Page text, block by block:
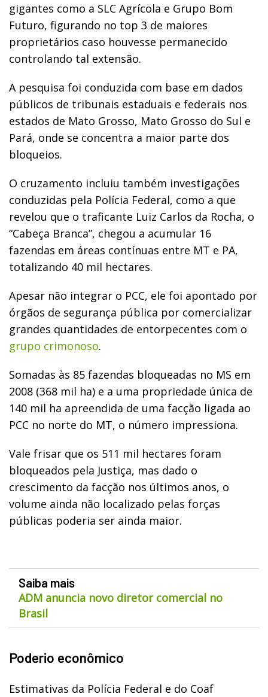
gigantes como a SLC Agrícola e Grupo Bom
Futuro, figurando no top 3 de maiores
proprietários caso houvesse permanecido
controlando tal extensão.
A pesquisa foi conduzida com base em dados
públicos de tribunais estaduais e federais nos
estados de Mato Grosso, Mato Grosso do Sul e
Pará, onde se concentra a maior parte dos
bloqueios.
O cruzamento incluiu também investigações
conduzidas pela Polícia Federal, como a que
revelou que o traficante Luiz Carlos da Rocha, o
“Cabeça Branca”, chegou a acumular 16
fazendas em áreas contínuas entre MT e PA,
totalizando 40 mil hectares.
Apesar não integrar o PCC, ele foi apontado por
órgãos de segurança pública por comercializar
grandes quantidades de entorpecentes com o
grupo crimonoso.
Somadas às 85 fazendas bloqueadas no MS em
2008 (368 mil ha) e a uma propriedade única de
140 mil ha apreendida de uma facção ligada ao
PCC no norte do MT, o número impressiona.
Vale frisar que os 511 mil hectares foram
bloqueados pela Justiça, mas dado o
crescimento da facção nos últimos anos, o
volume ainda não localizado pelas forças
públicas poderia ser ainda maior.
Saiba mais
ADM anuncia novo diretor comercial no
Brasil
Poderio econômico
Estimativas da Polícia Federal e do Coaf